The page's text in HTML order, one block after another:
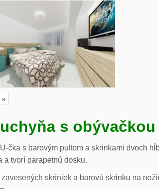
»
s obývačkou
čka s barovým pultom a skrinkami dvoch
a tvorí parapetnú dosku.
skriniek a barovú skrinku na